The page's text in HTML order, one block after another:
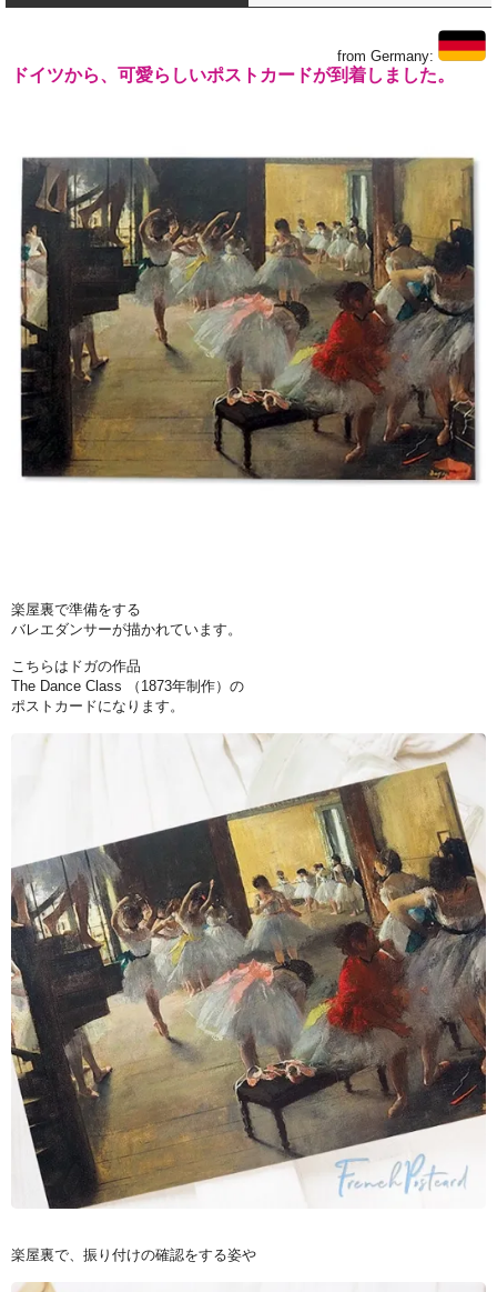
from Germany:
ドイツから、可愛らしいポストカードが到着しました。
楽屋裏で準備をする
バレエダンサーが描かれています。
こちらはドガの作品
The Dance Class （1873年制作）の
ポストカードになります。
楽屋裏で、振り付けの確認をする姿や